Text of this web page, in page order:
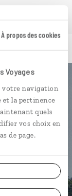
À propos des cookies
Voyages
votre navigation
et la pertinence
quels
vos choix en
de page.